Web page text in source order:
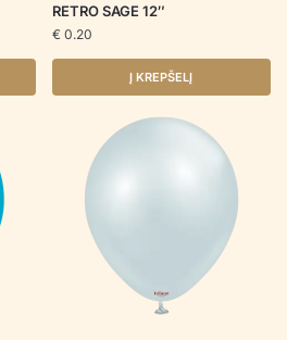
RETRO SAGE 12″
€ 0.20
Į KREPŠELĮ